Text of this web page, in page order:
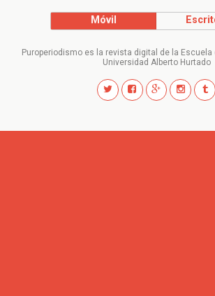
Móvil
Puroperiodismo es la revista digital de la Escuela
Universidad Alberto Hurtado